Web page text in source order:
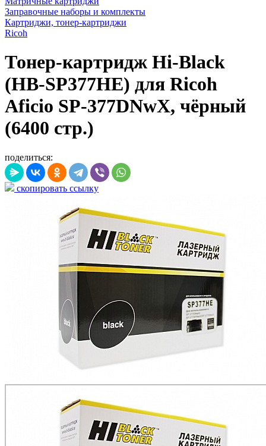
Заправочные наборы и комплекты
Картриджи, тонер-картриджи
Ricoh
Тонер-картридж Hi-Black
(HB-SP377HE) для Ricoh
Aficio SP-377DNwX, чёрный
(6400 стр.)
поделиться:
скопировать ссылку